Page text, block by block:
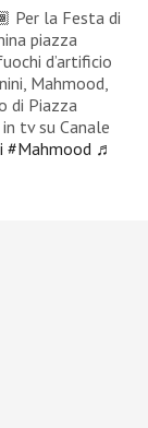
Per la Festa di
piazza
d’artificio
Mahmood,
di Piazza
tv su Canale
#Mahmood ♬